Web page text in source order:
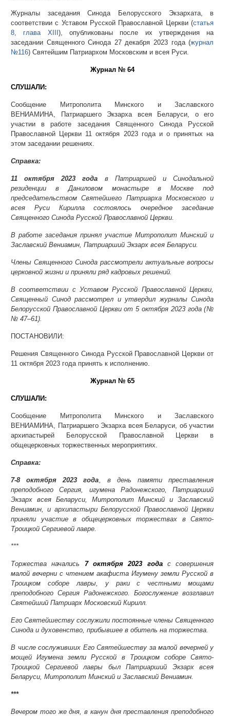
Журналы заседания Синода Белорусского Экзархата, в
соответствии с Уставом Русской Православной Церкви (статья
8, глава XIII ), опубликованы после их утверждения на
заседании Священного Синода 27 декабря 2023 года (журнал
№116) Святейшим Патриархом Московским и всея Руси.
Журнал № 64
СЛУШАЛИ:
Сообщение Митрополита Минского и Заславского
ВЕНИАМИНА, Патриаршего Экзарха всея Беларуси, о его
участии в работе заседания Священного Синода Русской
Православной Церкви 11 октября 2023 года и о принятых на
этом заседании решениях.
Справка:
11 октября 2023 года в Патриаршей и Синодальной
резиденции в Даниловом монастыре в Москве под
председательством Святейшего Патриарха Московского и
всея Руси Кирилла состоялось очередное заседание
Священного Синода Русской Православной Церкви.
В работе заседания принял участие Митрополит Минский и
Заславский Вениамин, Патриарший Экзарх всея Беларуси.
Члены Священного Синода рассмотрели актуальные вопросы
церковной жизни и приняли ряд кадровых решений.
В соответствии с Уставом Русской Православной Церкви,
Священный Синод рассмотрел и утвердил журналы Синода
Белорусской Православной Церкви от 5 октября 2023 года (№
№ 47–61).
ПОСТАНОВИЛИ:
Решения Священного Синода Русской Православной Церкви от
11 октября 2023 года принять к исполнению.
Журнал № 65
СЛУШАЛИ:
Сообщение Митрополита Минского и Заславского
ВЕНИАМИНА, Патриаршего Экзарха всея Беларуси, об участии
архипастырей Белорусской Православной Церкви в
общецерковных торжественных мероприятиях.
Справка:
7-8 октября 2023 года, в день памяти преставления
преподобного Сергия, игумена Радонежского, Патриарший
Экзарх всея Беларуси, Митрополит Минский и Заславский
Вениамин, и архипастыри Белорусской Православной Церкви
приняли участие в общецерковных торжествах в Свято-
Троицкой Сергиевой лавре.
***
Торжества начались 7 октября 2023 годас совершения
малой вечерни с чтением акафиста Игумену земли Русской в
Троицком соборе лавры, у раки с честными мощами
преподобного Сергия Радонежского. Богослужение возглавил
Святейший Патриарх Московский Кирилл.
Его Святейшеству сослужили постоянные члены Священного
Синода и духовенство, прибывшее в обитель на торжества.
В числе сослуживших Его Святейшеству за малой вечерней у
мощей Игумена земли Русской в Троицком соборе Свято-
Троицкой Сергиевой лавры был Патриарший Экзарх всея
Беларуси, Митрополит Минский и Заславский Вениамин.
***
Вечером того же дня, в канун дня преставления преподобного